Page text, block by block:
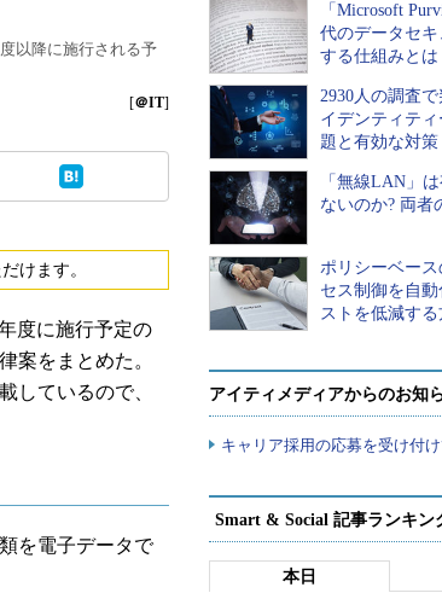
Database Expert
Linux ＆ OSS
Master of IP Network
Security & Trust
ブログ
以降に施行される予
[＠IT]
けます。
度に施行予定の
案をまとめた。
しているので、
を電子データで
「Microsoft
代のデータセ
する仕組みとは
2930人の調査
イデンティテ
題と有効な対策
「無線LAN」
ないのか? 両者
ポリシーベース
セス制御を自
ストを低減する
アイティメディアからのお知
キャリア採用の応募を受け付
Smart & Social 記事ランキン
本日